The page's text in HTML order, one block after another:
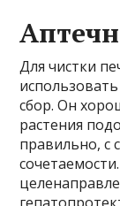
Для чистки
сбор. Он
растения
правильно, с